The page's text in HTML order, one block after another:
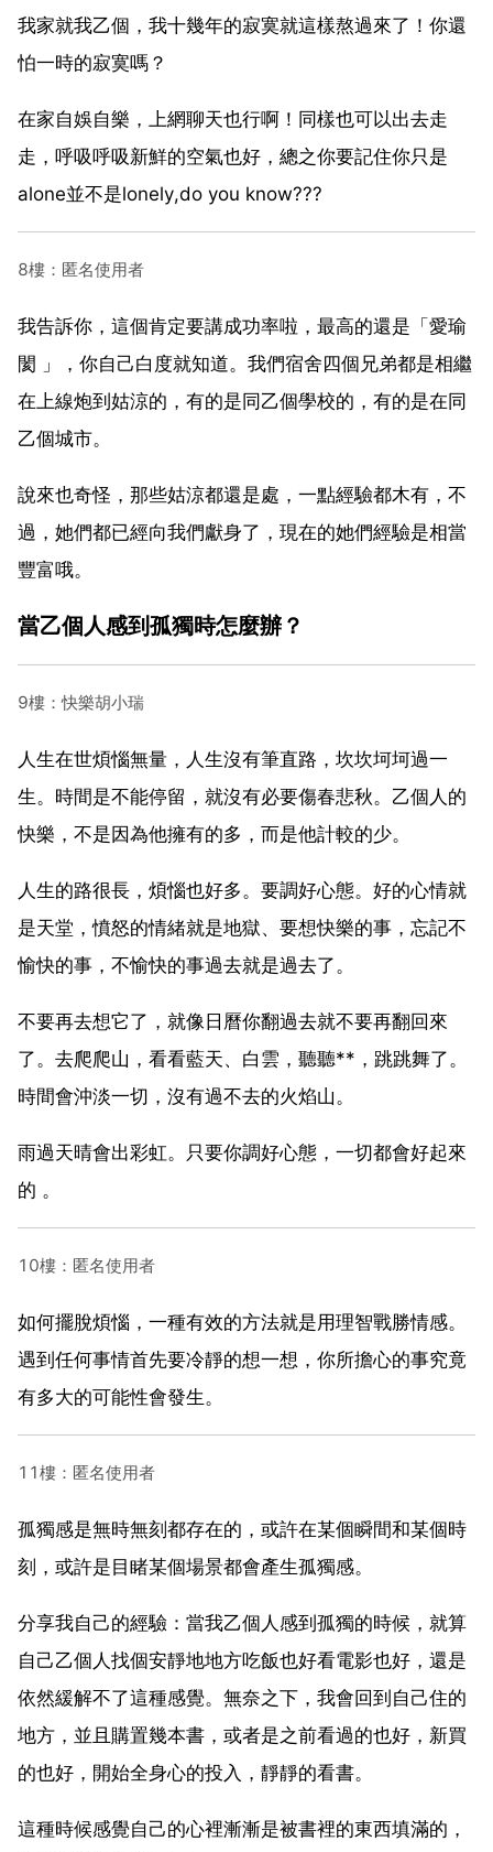
我家就我乙個，我十幾年的寂寞就這樣熬過來了！你還
怕一時的寂寞嗎？
在家自娛自樂，上網聊天也行啊！同樣也可以出去走
走，呼吸呼吸新鮮的空氣也好，總之你要記住你只是
alone並不是lonely,do you know???
8樓：匿名使用者
我告訴你，這個肯定要講成功率啦，最高的還是「愛瑜
閡 」，你自己白度就知道。我們宿舍四個兄弟都是相繼
在上線炮到姑涼的，有的是同乙個學校的，有的是在同
乙個城市。
說來也奇怪，那些姑涼都還是處，一點經驗都木有，不
過，她們都已經向我們獻身了，現在的她們經驗是相當
豐富哦。
當乙個人感到孤獨時怎麼辦？
9樓：快樂胡小瑞
人生在世煩惱無量，人生沒有筆直路，坎坎坷坷過一
生。時間是不能停留，就沒有必要傷春悲秋。乙個人的
快樂，不是因為他擁有的多，而是他計較的少。
人生的路很長，煩惱也好多。要調好心態。好的心情就
是天堂，憤怒的情緒就是地獄、要想快樂的事，忘記不
愉快的事，不愉快的事過去就是過去了。
不要再去想它了，就像日曆你翻過去就不要再翻回來
了。去爬爬山，看看藍天、白雲，聽聽**，跳跳舞了。
時間會沖淡一切，沒有過不去的火焰山。
雨過天晴會出彩虹。只要你調好心態，一切都會好起來
的 。
10樓：匿名使用者
如何擺脫煩惱，一種有效的方法就是用理智戰勝情感。
遇到任何事情首先要冷靜的想一想，你所擔心的事究竟
有多大的可能性會發生。
11樓：匿名使用者
孤獨感是無時無刻都存在的，或許在某個瞬間和某個時
刻，或許是目睹某個場景都會產生孤獨感。
分享我自己的經驗：當我乙個人感到孤獨的時候，就算
自己乙個人找個安靜地地方吃飯也好看電影也好，還是
依然緩解不了這種感覺。無奈之下，我會回到自己住的
地方，並且購置幾本書，或者是之前看過的也好，新買
的也好，開始全身心的投入，靜靜的看書。
這種時候感覺自己的心裡漸漸是被書裡的東西填滿的，